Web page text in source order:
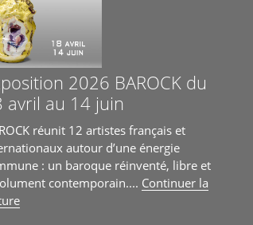
2026 BAROCK du
avril au 14 juin
réunit 12 artistes français et
autour d’une énergie
: un baroque réinventé, libre et
contemporain.... Continuer la
de